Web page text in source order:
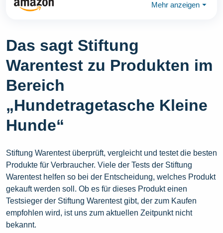
Mehr anzeigen ⏷
Das sagt Stiftung
Warentest zu Produkten im
Bereich
„Hundetragetasche Kleine
Hunde“
Stiftung Warentest überprüft, vergleicht und testet die besten
Produkte für Verbraucher. Viele der Tests der Stiftung
Warentest helfen so bei der Entscheidung, welches Produkt
gekauft werden soll. Ob es für dieses Produkt einen
Testsieger der Stiftung Warentest gibt, der zum Kaufen
empfohlen wird, ist uns zum aktuellen Zeitpunkt nicht
bekannt.